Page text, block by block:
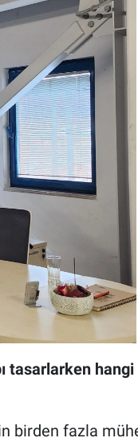
tasarlarken
birden fazla